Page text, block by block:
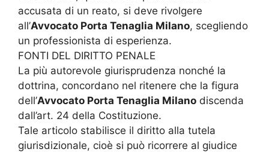
accusata di un reato, si deve rivolgere
all’Avvocato Porta Tenaglia Milano, scegliendo
un professionista di esperienza.
FONTI DEL DIRITTO PENALE
La più autorevole giurisprudenza nonché la
dottrina, concordano nel ritenere che la figura
dell’Avvocato Porta Tenaglia Milano discenda
dall’art. 24 della Costituzione.
Tale articolo stabilisce il diritto alla tutela
giurisdizionale, cioè si può ricorrere al giudice